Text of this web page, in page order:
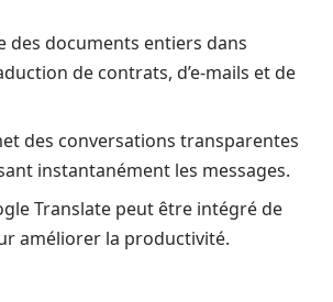
documents entiers dans
de contrats, d’e-mails et de
des conversations transparentes
instantanément les messages.
Translate peut être intégré de
améliorer la productivité.